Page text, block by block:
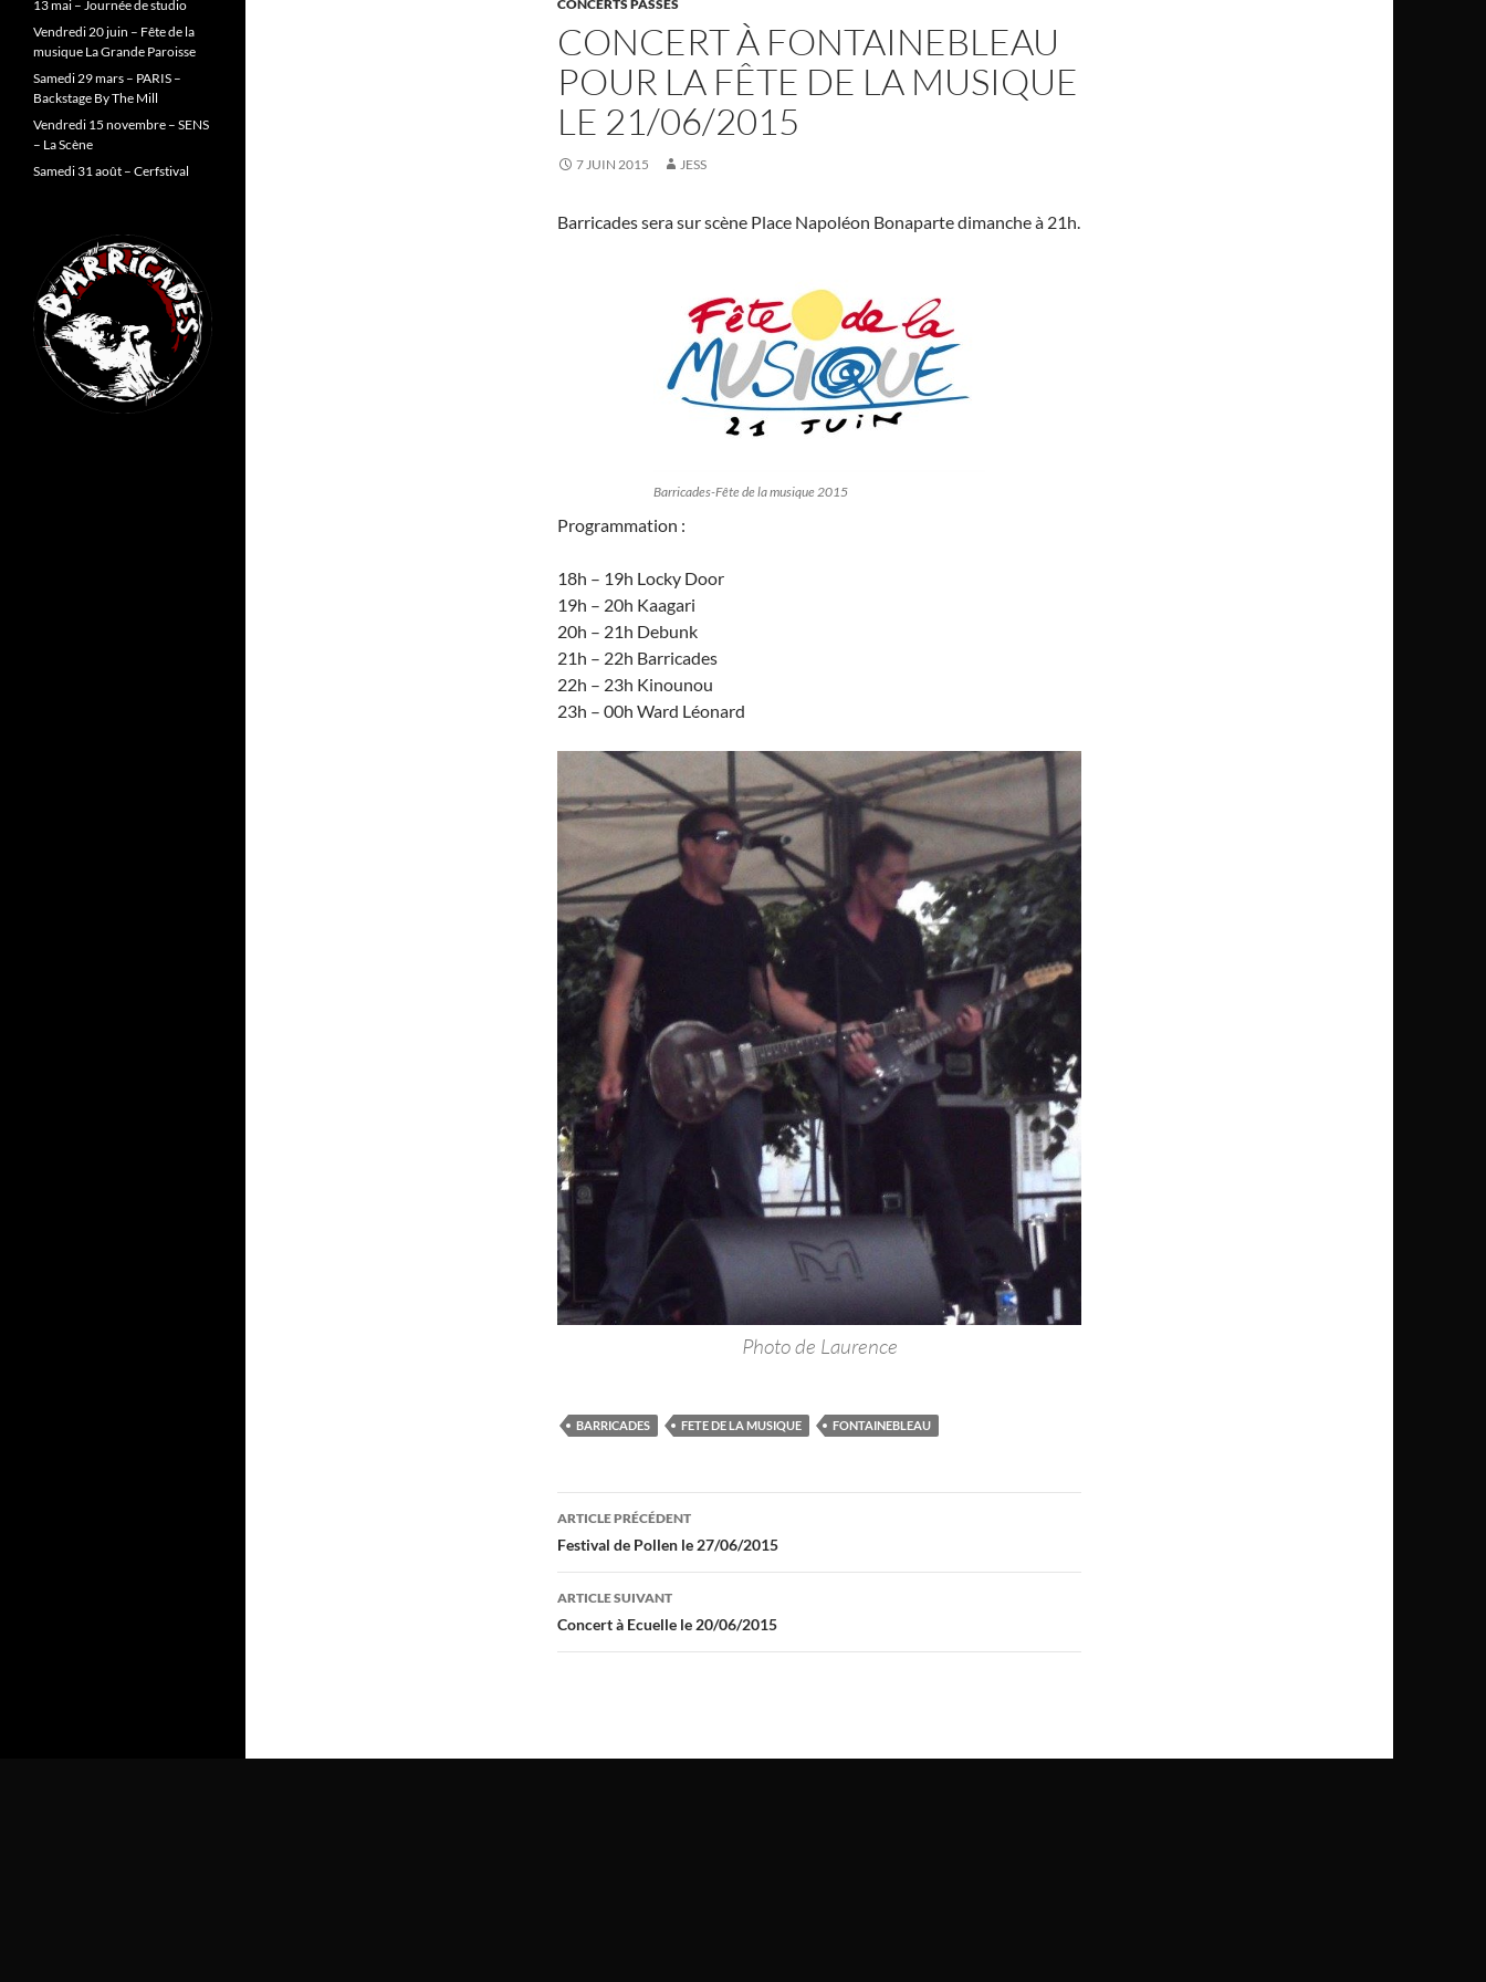
CONCERTS PASSÉS
CONCERT À FONTAINEBLEAU
POUR LA FÊTE DE LA MUSIQUE
LE 21/06/2015
7 JUIN 2015 JESS
Barricades sera sur scène Place Napoléon Bonaparte dimanche à 21h.
Barricades-Fête de la musique 2015
Programmation :
18h – 19h Locky Door
19h – 20h Kaagari
20h – 21h Debunk
21h – 22h Barricades
22h – 23h Kinounou
23h – 00h Ward Léonard
Photo de Laurence
BARRICADES FETE DE LA MUSIQUE FONTAINEBLEAU
Navigation
des
articles
ARTICLE PRÉCÉDENT
Festival de Pollen le 27/06/2015
ARTICLE SUIVANT
Concert à Ecuelle le 20/06/2015
13 mai – Journée de studio
Vendredi 20 juin – Fête de la
musique La Grande Paroisse
Samedi 29 mars – PARIS –
Backstage By The Mill
Vendredi 15 novembre – SENS
– La Scène
Samedi 31 août – Cerfstival